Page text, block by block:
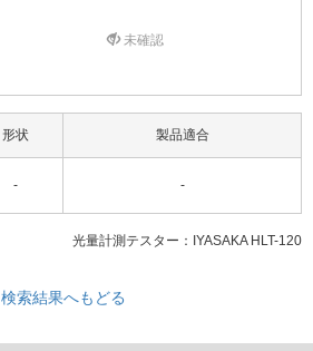
未確認
形状 製品適合
- -
光量計測テスター：IYASAKA HLT-120
検索結果へもどる